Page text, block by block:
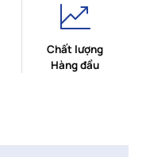
Chất lượng
Hàng đầu